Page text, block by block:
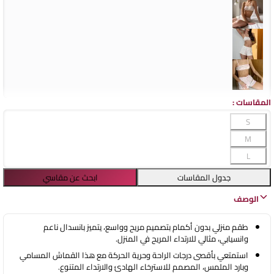
المقاسات:
S
M
L
جدول المقاسات
ابحث عن مقاسي
الوصف
طقم منزلي بدون أكمام بتصميم مريح وواسع، يتميز بانسدال ناعم
وانسيابي، مثالي للارتداء المريح في المنزل.
استمتعي بأقصى درجات الراحة وحرية الحركة مع هذا القماش المسامي
وبارد الملمس، المصمم للاسترخاء الهادئ والارتداء المتنوع.